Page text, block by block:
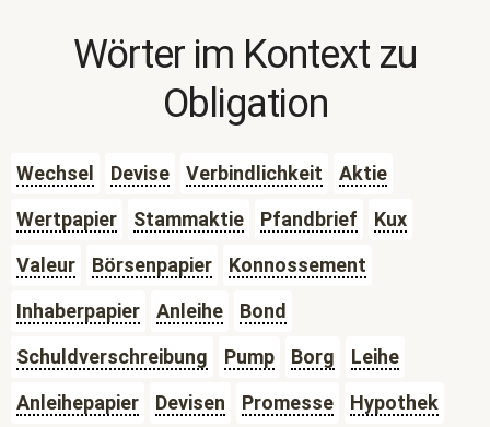
Wörter im Kontext zu
Obligation
Wechsel Devise Verbindlichkeit
Aktie
Wertpapier
Stammaktie Pfandbrief
Kux
Valeur
Börsenpapier
Konnossement
Inhaberpapier
Anleihe
Bond
Schuldverschreibung
Pump Borg
Leihe
Anleihepapier
Devisen Promesse Hypothek